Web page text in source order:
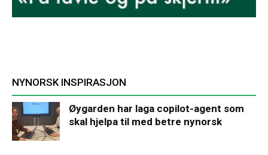
NYNORSK INSPIRASJON
Øygarden har laga copilot-agent som
skal hjelpa til med betre nynorsk